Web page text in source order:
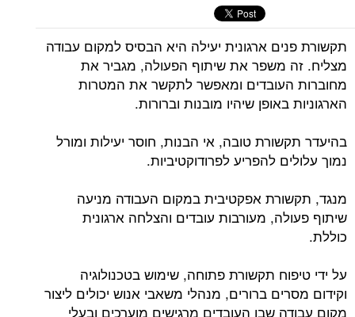
תקשורת פנים ארגונית יעילה היא הבסיס למקום עבודה
מצליח. זה משפר את שיתוף הפעולה, מגביר את
מחוברות העובדים ומאפשר לתקשר את המטרות
הארגוניות באופן שיהיו מובנות וברורות.
בהיעדר תקשורת טובה, אי הבנות, חוסר יעילות ומורל
נמוך עלולים להפריע לפרודוקטיביות.
מנגד, תקשורת אפקטיבית במקום העבודה מניעה
שיתוף פעולה, מעורבות עובדים והצלחה ארגונית
כוללת.
על ידי טיפוח תקשורת פתוחה, שימוש בטכנולוגיה
וקידום מסרים ברורים, מנהלי משאבי אנוש יכולים ליצור
מקום עבודה שבו העובדים מרגישים מוערכים ובעלי